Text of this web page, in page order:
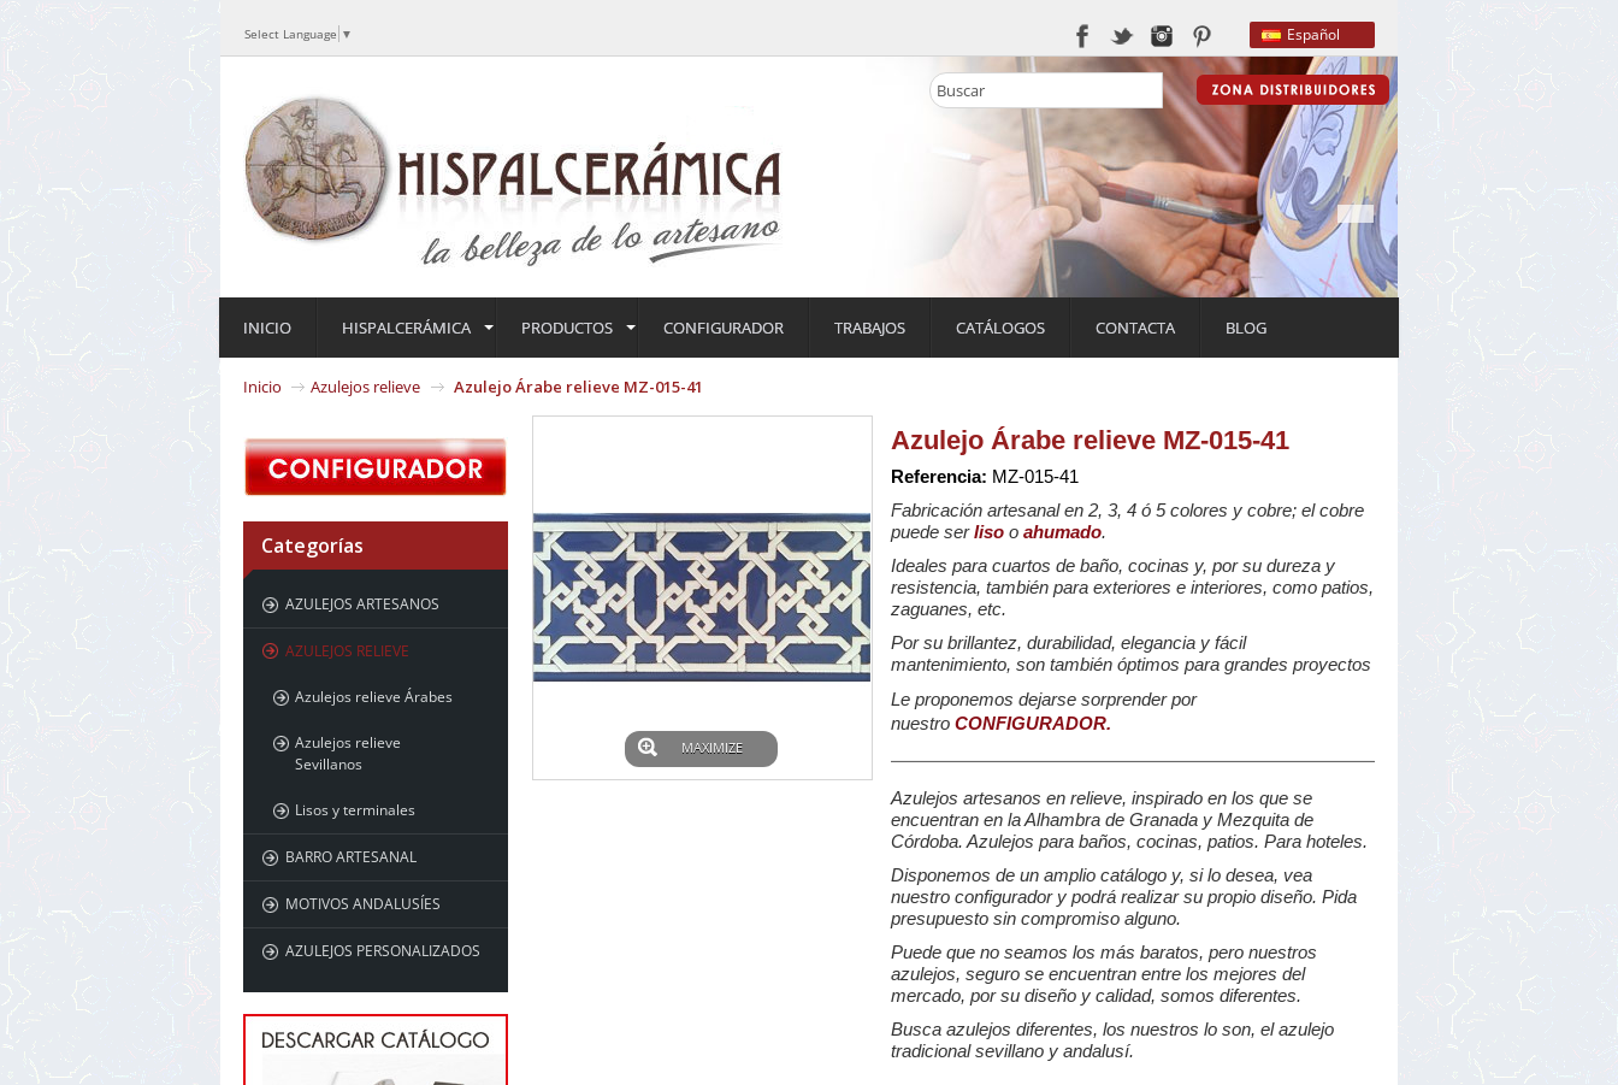
Español
Select Language ▼
INICIO HISPALCERÁMICA PRODUCTOS CONFIGURADOR TRABAJOS CATÁLOGOS CONTACTA BLOG
Inicio Azulejos relieve Azulejo Árabe relieve MZ-015-41
Categorías
AZULEJOS ARTESANOS
AZULEJOS RELIEVE
Azulejos relieve Árabes
Azulejos relieve
Sevillanos
Lisos y terminales
BARRO ARTESANAL
MOTIVOS ANDALUSÍES
AZULEJOS PERSONALIZADOS
MAXIMIZE
Azulejo Árabe relieve MZ-015-41
Referencia: MZ-015-41
Fabricación artesanal en 2, 3, 4 ó 5 colores y cobre; el cobre
puede ser lisoo ahumado.
Ideales para cuartos de baño, cocinas y, por su dureza y
resistencia, también para exteriores e interiores, como patios,
zaguanes, etc.
Por su brillantez, durabilidad, elegancia y fácil
mantenimiento, son también óptimos para grandes proyectos
Le proponemos dejarse sorprender por
nuestro CONFIGURADOR.
Azulejos artesanos en relieve, inspirado en los que se
encuentran en la Alhambra de Granada y Mezquita de
Córdoba. Azulejos para baños, cocinas, patios. Para hoteles.
Disponemos de un amplio catálogo y, si lo desea, vea
nuestro configurador y podrá realizar su propio diseño. Pida
presupuesto sin compromiso alguno.
Puede que no seamos los más baratos, pero nuestros
azulejos, seguro se encuentran entre los mejores del
mercado, por su diseño y calidad, somos diferentes.
Busca azulejos diferentes, los nuestros lo son, el azulejo
tradicional sevillano y andalusí.